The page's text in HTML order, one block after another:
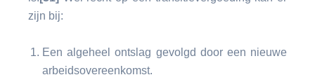
zijn bij:
Een algeheel ontslag gevolgd door een nieuwe
arbeidsovereenkomst.